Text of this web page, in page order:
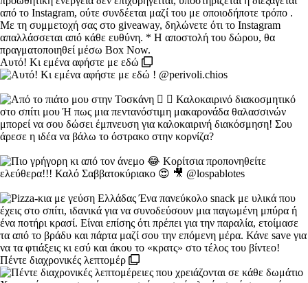
Αυτό! Κι εμένα αφήστε με εδώ
Πέντε διαχρονικές λεπτομέρ